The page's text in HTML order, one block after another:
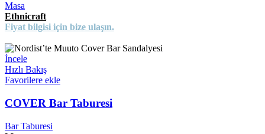
Masa
Ethnicraft
Fiyat bilgisi için bize ulaşın.
İncele
Hızlı Bakış
Favorilere ekle
COVER Bar Taburesi
Bar Taburesi